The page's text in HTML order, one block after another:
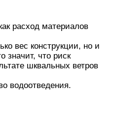
расход материалов
вес конструкции, но и
значит, что риск
шквальных ветров
водоотведения.